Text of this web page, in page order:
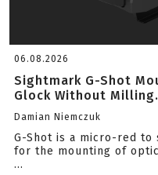
06.08.2026
Sightmark G-Shot
Glock Without
Damian Niemczuk
G-Shot is a micro-red
for the mounting of
...